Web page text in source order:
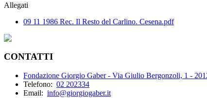
Allegati
09 11 1986 Rec. Il Resto del Carlino. Cesena.pdf
CONTATTI
Fondazione Giorgio Gaber - Via Giulio Bergonzoli, 1 -
Telefono: 02 202334
Email: info@giorgiogaber.it